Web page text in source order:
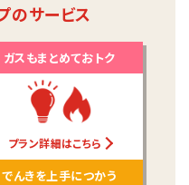
のサービス
ガスもまとめておトク
プラン詳細はこちら
でんきを上手につかう